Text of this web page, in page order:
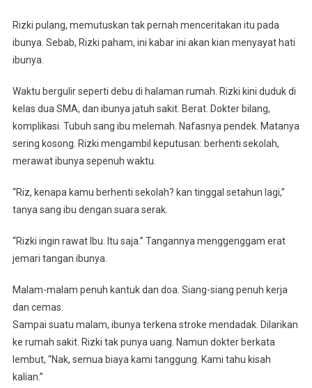
Rizki pulang, memutuskan tak pernah menceritakan itu pada
ibunya. Sebab, Rizki paham, ini kabar ini akan kian menyayat hati
ibunya.
Waktu bergulir seperti debu di halaman rumah. Rizki kini duduk di
kelas dua SMA, dan ibunya jatuh sakit. Berat. Dokter bilang,
komplikasi. Tubuh sang ibu melemah. Nafasnya pendek. Matanya
sering kosong. Rizki mengambil keputusan: berhenti sekolah,
merawat ibunya sepenuh waktu.
“Riz, kenapa kamu berhenti sekolah? kan tinggal setahun lagi,”
tanya sang ibu dengan suara serak.
“Rizki ingin rawat Ibu. Itu saja.” Tangannya menggenggam erat
jemari tangan ibunya.
Malam-malam penuh kantuk dan doa. Siang-siang penuh kerja
dan cemas.
Sampai suatu malam, ibunya terkena stroke mendadak. Dilarikan
ke rumah sakit. Rizki tak punya uang. Namun dokter berkata
lembut, “Nak, semua biaya kami tanggung. Kami tahu kisah
kalian.”